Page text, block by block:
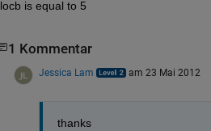
locb is equal to 5
1 Kommentar
Jessica Lam am 23 Mai 2012
thanks